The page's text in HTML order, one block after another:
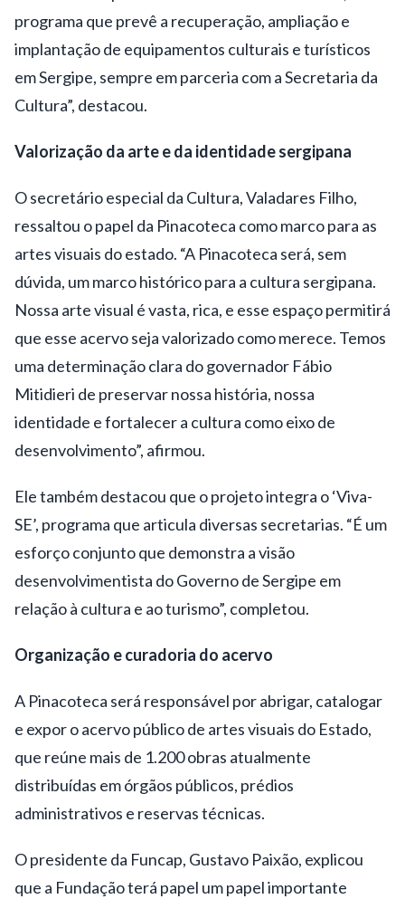
programa que prevê a recuperação, ampliação e
implantação de equipamentos culturais e turísticos
em Sergipe, sempre em parceria com a Secretaria da
Cultura”, destacou.
Valorização da arte e da identidade sergipana
O secretário especial da Cultura, Valadares Filho,
ressaltou o papel da Pinacoteca como marco para as
artes visuais do estado. “A Pinacoteca será, sem
dúvida, um marco histórico para a cultura sergipana.
Nossa arte visual é vasta, rica, e esse espaço permitirá
que esse acervo seja valorizado como merece. Temos
uma determinação clara do governador Fábio
Mitidieri de preservar nossa história, nossa
identidade e fortalecer a cultura como eixo de
desenvolvimento”, afirmou.
Ele também destacou que o projeto integra o ‘Viva-
SE’, programa que articula diversas secretarias. “É um
esforço conjunto que demonstra a visão
desenvolvimentista do Governo de Sergipe em
relação à cultura e ao turismo”, completou.
Organização e curadoria do acervo
A Pinacoteca será responsável por abrigar, catalogar
e expor o acervo público de artes visuais do Estado,
que reúne mais de 1.200 obras atualmente
distribuídas em órgãos públicos, prédios
administrativos e reservas técnicas.
O presidente da Funcap, Gustavo Paixão, explicou
que a Fundação terá papel um papel importante